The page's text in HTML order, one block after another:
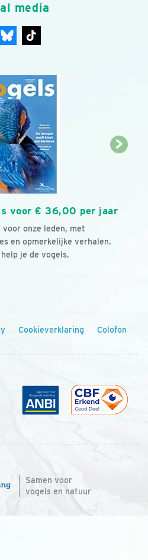
media
voor € 36,00 per jaar
onze leden, met
en opmerkelijke verhalen.
je de vogels.
Cookieverklaring Colofon
Samen voor
vogels en natuur